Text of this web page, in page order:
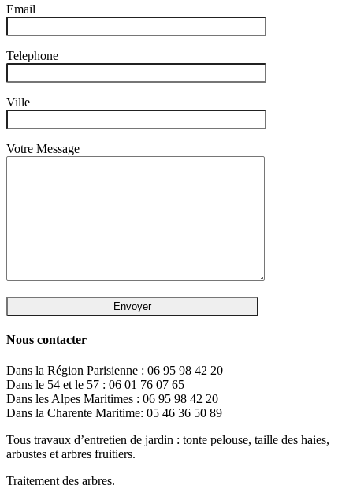
Email
Telephone
Ville
Votre Message
Nous contacter
Dans la Région Parisienne : 06 95 98 42 20
Dans le 54 et le 57 : 06 01 76 07 65
Dans les Alpes Maritimes : 06 95 98 42 20
Dans la Charente Maritime: 05 46 36 50 89
Tous travaux d’entretien de jardin : tonte pelouse, taille des haies,
arbustes et arbres fruitiers.
Traitement des arbres.